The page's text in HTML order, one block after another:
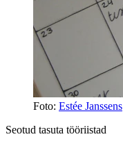
Foto: Estée Janssens
Seotud tasuta tööriistad